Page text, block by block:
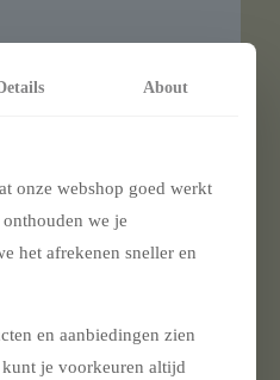
en hard draad tot 40 HRc)
1,5 mm
3 mm en 6 mm
About
onze webshop goed werkt
we je
het afrekenen sneller en
en aanbiedingen zien
kunt je voorkeuren altijd